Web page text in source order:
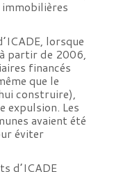
lorsque
partir de 2006,
financés
que le
construire),
expulsion. Les
avaient été
éviter
d’ICADE